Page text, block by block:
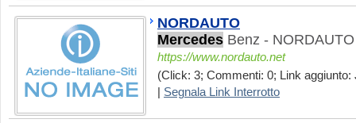
NORDAUTO
Mercedes Benz -
https://www.nordauto.net
(Click: 3; Commenti: 0; Link aggiunto:
Segnala Link Interrotto